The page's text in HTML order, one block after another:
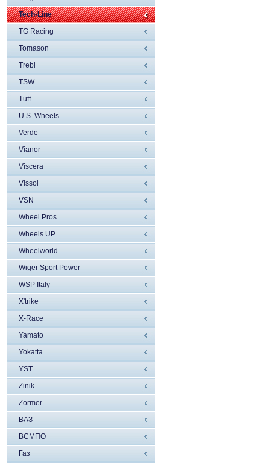
Tech-Line
TG Racing
Tomason
Trebl
TSW
Tuff
U.S. Wheels
Verde
Vianor
Viscera
Vissol
VSN
Wheel Pros
Wheels UP
Wheelworld
Wiger Sport Power
WSP Italy
X'trike
X-Race
Yamato
Yokatta
YST
Zinik
Zormer
ВАЗ
ВСМПО
Газ